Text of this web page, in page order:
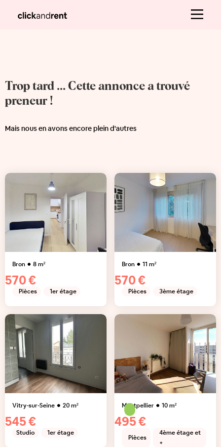
Trop tard ... Cette annonce a trouvé
preneur !
Mais nous en avons encore plein d'autres
Bron 8m²
570 €
Pièces 1er étage
Bron 11 m²
570 €
Pièces 3ème étage
Vitry-sur-Seine 20m²
545 €
Studio 1er étage
Montpellier 10m²
495 €
Pièces
4ème étage et
+